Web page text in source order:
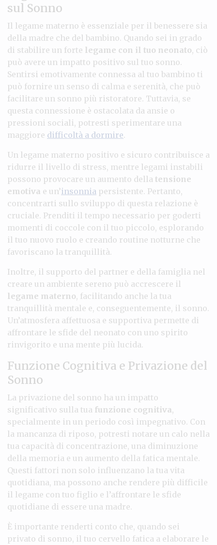
sul Sonno
Il legame materno è essenziale per il benessere sia
della madre che del bambino. Quando sei in grado
di stabilire un forte legame con il tuo neonato, ciò
può avere un impatto positivo sul tuo sonno.
Sentirsi emotivamente connessa al tuo bambino ti
può fornire un senso di calma e serenità, che può
facilitare un sonno più ristoratore. Tuttavia, se
questa connessione è ostacolata da ansie o
pressioni sociali, potresti sperimentare una
maggiore difficoltà a dormire.
Un legame materno positivo e sicuro contribuisce a
ridurre il livello di stress, mentre legami instabili
possono provocare un aumento della tensione
emotiva e un’insonnia persistente. Pertanto,
concentrarti sullo sviluppo di questa relazione è
cruciale. Prenditi il tempo necessario per goderti
momenti di coccole con il tuo piccolo, esplorando
il tuo nuovo ruolo e creando routine notturne che
favoriscano la tranquillità.
Inoltre, il supporto del partner e della famiglia nel
creare un ambiente sereno può accrescere il
legame materno, facilitando anche la tua
tranquillità mentale e, conseguentemente, il sonno.
Un’atmosfera affettuosa e supportiva permette di
affrontare le sfide del neonato con uno spirito
rinvigorito e una mente più lucida.
Funzione Cognitiva e Privazione del
Sonno
La privazione del sonno ha un impatto
significativo sulla tua funzione cognitiva,
specialmente in un periodo così impegnativo. Con
la mancanza di riposo, potresti notare un calo nella
tua capacità di concentrazione, una diminuzione
della memoria e un aumento della fatica mentale.
Questi fattori non solo influenzano la tua vita
quotidiana, ma possono anche rendere più difficile
il legame con tuo figlio e l’affrontare le sfide
quotidiane di essere una madre.
È importante renderti conto che, quando sei
privato di sonno, il tuo cervello fatica a elaborare le